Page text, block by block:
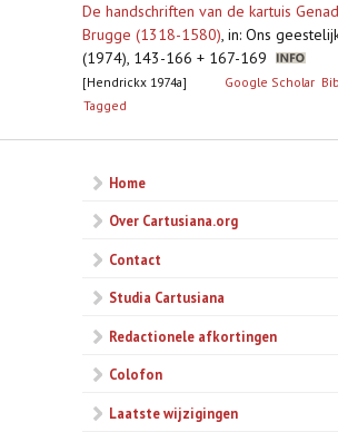
De handschriften van de kartuis
Brugge (1318-1580), in: Ons
(1974), 143-166 + 167-169
[Hendrickx 1974a] Google Scholar
Tagged
Home
Over Cartusiana.org
Contact
Studia Cartusiana
Redactionele afkortingen
Colofon
Laatste wijzigingen